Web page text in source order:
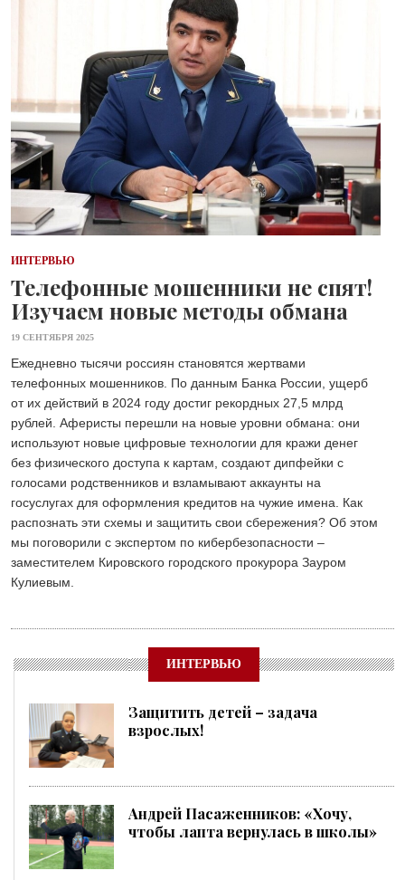
ИНТЕРВЬЮ
Телефонные мошенники не спят!
Изучаем новые методы обмана
19 СЕНТЯБРЯ 2025
Ежедневно тысячи россиян становятся жертвами
телефонных мошенников. По данным Банка России, ущерб
от их действий в 2024 году достиг рекордных 27,5 млрд
рублей. Аферисты перешли на новые уровни обмана: они
используют новые цифровые технологии для кражи денег
без физического доступа к картам, создают дипфейки с
голосами родственников и взламывают аккаунты на
госуслугах для оформления кредитов на чужие имена. Как
распознать эти схемы и защитить свои сбережения? Об этом
мы поговорили с экспертом по кибербезопасности –
заместителем Кировского городского прокурора Зауром
Кулиевым.
ИНТЕРВЬЮ
Защитить детей – задача
взрослых!
Андрей Пасаженников: «Хочу,
чтобы лапта вернулась в школы»